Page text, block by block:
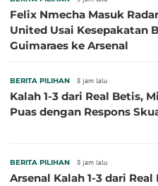
Felix Nmecha Masuk
United Usai Kesepakatan
Guimaraes ke Arsenal
BERITA PILIHAN 8 jam lalu
Kalah 1-3 dari Real Betis,
Puas dengan Respons
BERITA PILIHAN 8 jam lalu
Arsenal Kalah 1-3 dari Real